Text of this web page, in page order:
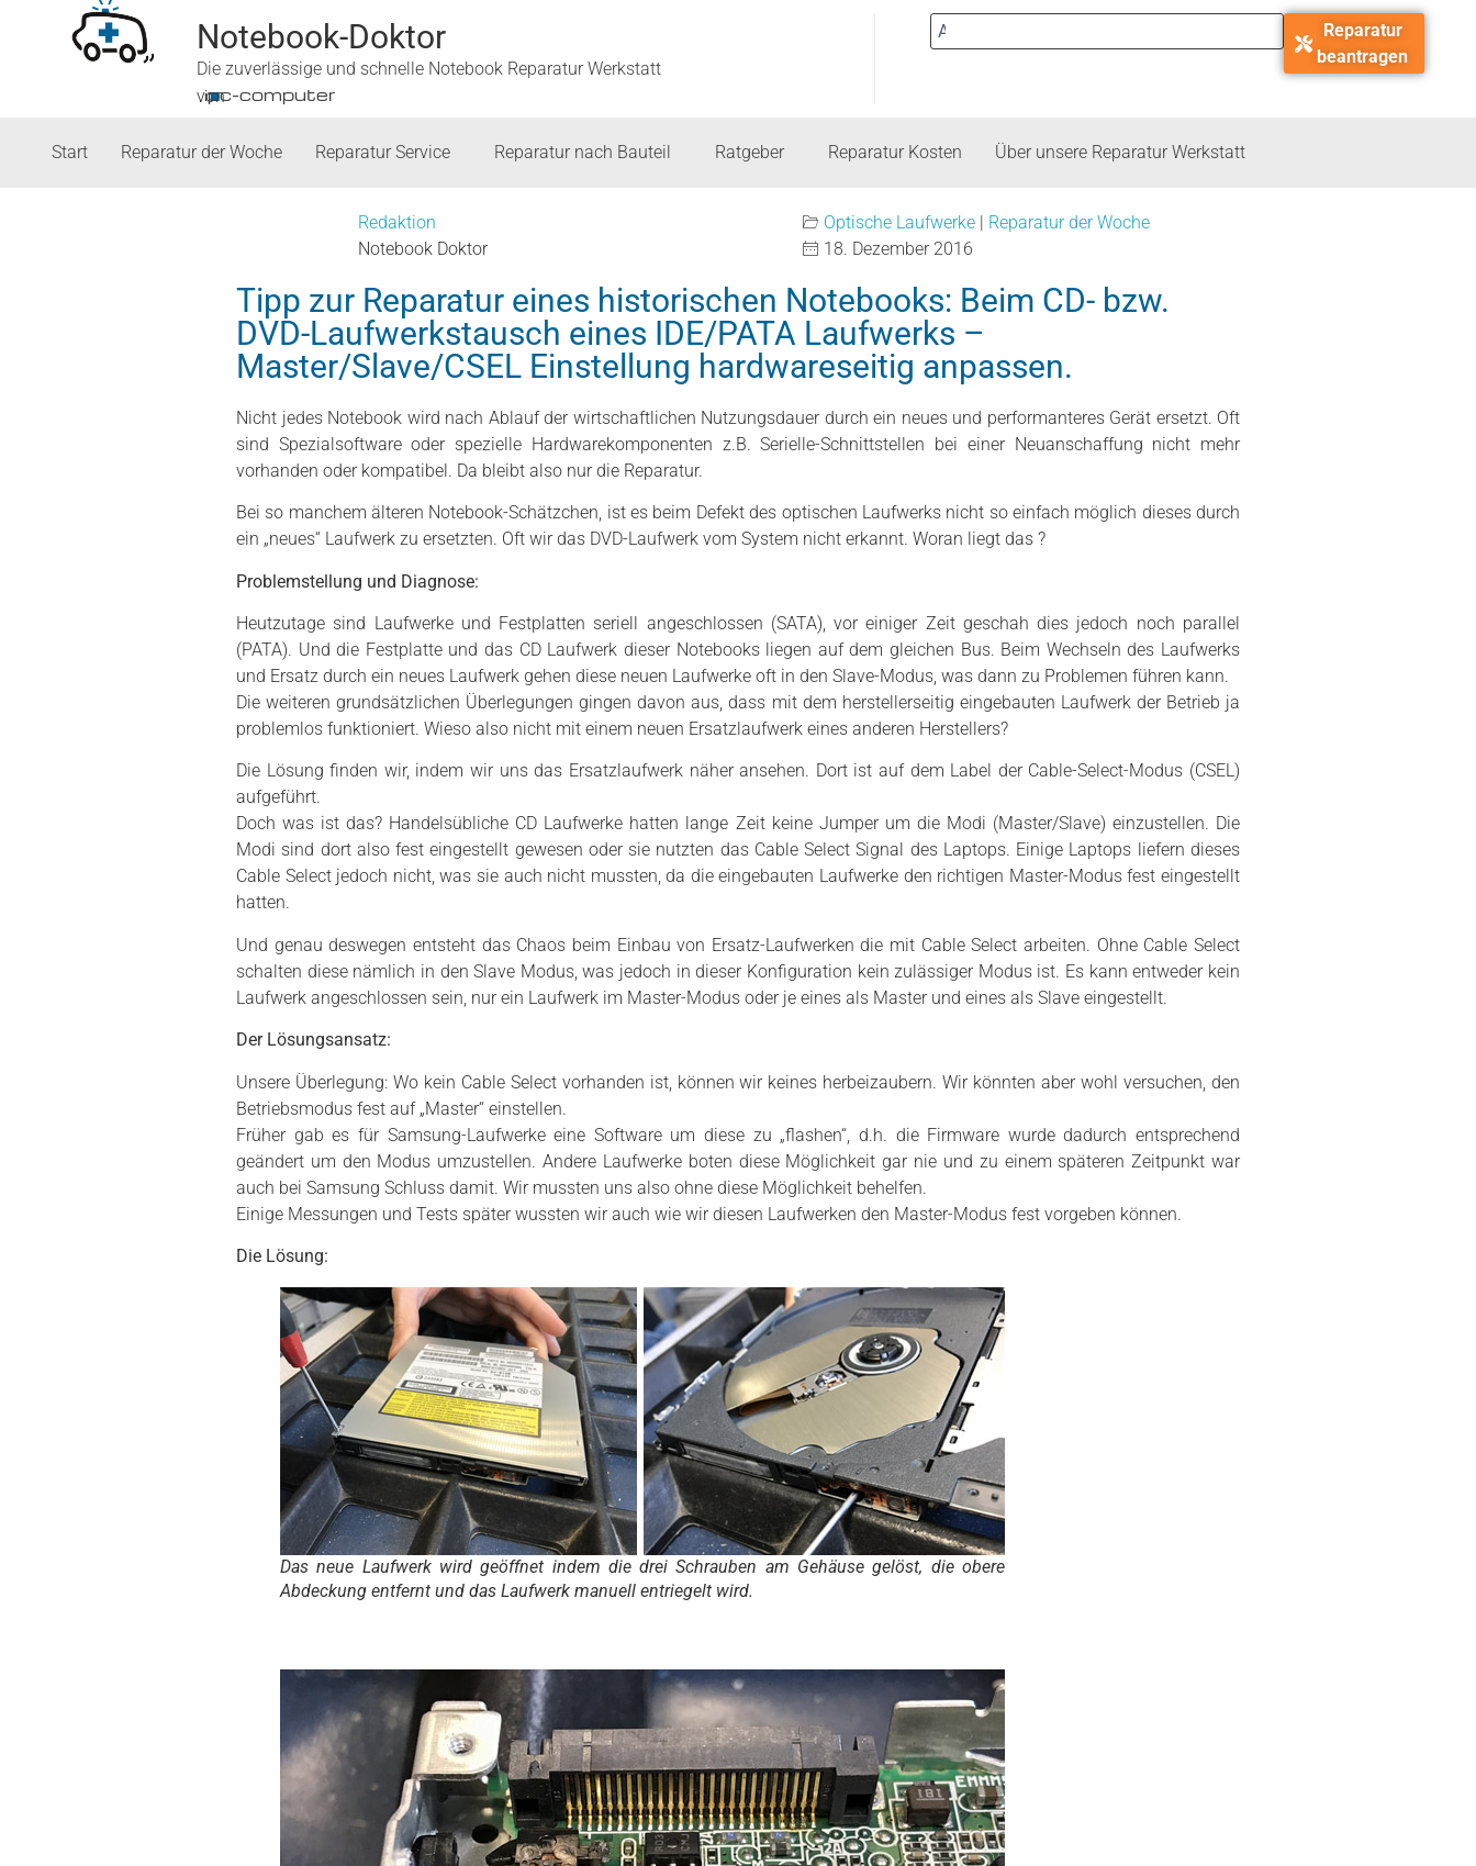
Notebook-Doktor
Die zuverlässige und schnelle Notebook Reparatur Werkstatt
von
■
ipc-computer
Reparatur
beantragen
Start Reparatur der Woche Reparatur Service Reparatur nach Bauteil Ratgeber Reparatur Kosten Über unsere Reparatur Werkstatt
Redaktion
Notebook Doktor
Optische Laufwerke | Reparatur der Woche
18. Dezember 2016
Tipp zur Reparatur eines historischen Notebooks: Beim CD- bzw.
DVD-Laufwerkstausch eines IDE/PATA Laufwerks –
Master/Slave/CSEL Einstellung hardwareseitig anpassen.
Nicht jedes Notebook wird nach Ablauf der wirtschaftlichen Nutzungsdauer durch ein neues und performanteres Gerät ersetzt. Oft
sind Spezialsoftware oder spezielle Hardwarekomponenten z.B. Serielle-Schnittstellen bei einer Neuanschaffung nicht mehr
vorhanden oder kompatibel. Da bleibt also nur die Reparatur.
Bei so manchem älteren Notebook-Schätzchen, ist es beim Defekt des optischen Laufwerks nicht so einfach möglich dieses durch
ein „neues“ Laufwerk zu ersetzten. Oft wir das DVD-Laufwerk vom System nicht erkannt. Woran liegt das ?
Problemstellung und Diagnose:
Heutzutage sind Laufwerke und Festplatten seriell angeschlossen (SATA), vor einiger Zeit geschah dies jedoch noch parallel
(PATA). Und die Festplatte und das CD Laufwerk dieser Notebooks liegen auf dem gleichen Bus. Beim Wechseln des Laufwerks
und Ersatz durch ein neues Laufwerk gehen diese neuen Laufwerke oft in den Slave-Modus, was dann zu Problemen führen kann.
Die weiteren grundsätzlichen Überlegungen gingen davon aus, dass mit dem herstellerseitig eingebauten Laufwerk der Betrieb ja
problemlos funktioniert. Wieso also nicht mit einem neuen Ersatzlaufwerk eines anderen Herstellers?
Die Lösung finden wir, indem wir uns das Ersatzlaufwerk näher ansehen. Dort ist auf dem Label der Cable-Select-Modus (CSEL)
aufgeführt.
Doch was ist das? Handelsübliche CD Laufwerke hatten lange Zeit keine Jumper um die Modi (Master/Slave) einzustellen. Die
Modi sind dort also fest eingestellt gewesen oder sie nutzten das Cable Select Signal des Laptops. Einige Laptops liefern dieses
Cable Select jedoch nicht, was sie auch nicht mussten, da die eingebauten Laufwerke den richtigen Master-Modus fest eingestellt
hatten.
Und genau deswegen entsteht das Chaos beim Einbau von Ersatz-Laufwerken die mit Cable Select arbeiten. Ohne Cable Select
schalten diese nämlich in den Slave Modus, was jedoch in dieser Konfiguration kein zulässiger Modus ist. Es kann entweder kein
Laufwerk angeschlossen sein, nur ein Laufwerk im Master-Modus oder je eines als Master und eines als Slave eingestellt.
Der Lösungsansatz:
Unsere Überlegung: Wo kein Cable Select vorhanden ist, können wir keines herbeizaubern. Wir könnten aber wohl versuchen, den
Betriebsmodus fest auf „Master“ einstellen.
Früher gab es für Samsung-Laufwerke eine Software um diese zu „flashen“, d.h. die Firmware wurde dadurch entsprechend
geändert um den Modus umzustellen. Andere Laufwerke boten diese Möglichkeit gar nie und zu einem späteren Zeitpunkt war
auch bei Samsung Schluss damit. Wir mussten uns also ohne diese Möglichkeit behelfen.
Einige Messungen und Tests später wussten wir auch wie wir diesen Laufwerken den Master-Modus fest vorgeben können.
Die Lösung:
Das neue Laufwerk wird geöffnet indem die drei Schrauben am Gehäuse gelöst, die obere
Abdeckung entfernt und das Laufwerk manuell entriegelt wird.